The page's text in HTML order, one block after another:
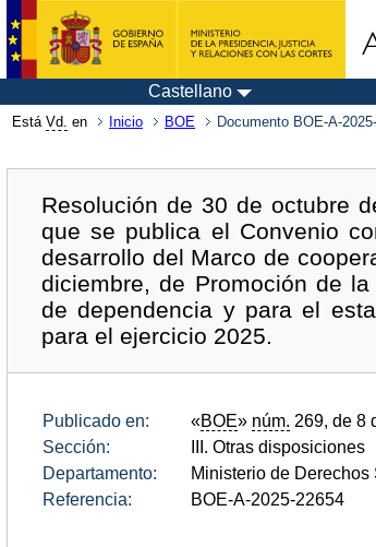
Castellano
Está Vd. en Inicio BOE Documento BOE-A-
Resolución de 30 de octubre
que se publica el Convenio
desarrollo del Marco de
diciembre, de Promoción de
de dependencia y para el
para el ejercicio 2025.
Publicado en: «BOE» núm. 269, de 8
Sección:
III. Otras disposiciones
Departamento:
Ministerio de
Referencia:
BOE-A-2025-22654